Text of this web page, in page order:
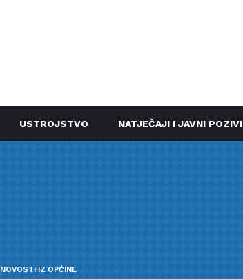
USTROJSTVO NATJEČAJI I JAVNI POZIVI
NOVOSTI IZ OPĆINE